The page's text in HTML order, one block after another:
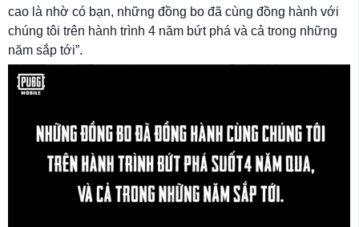
cao là nhờ có bạn, những đồng bo đã cùng đồng hành với
chúng tôi trên hành trình 4 năm bứt phá và cả trong những
năm sắp tới”.